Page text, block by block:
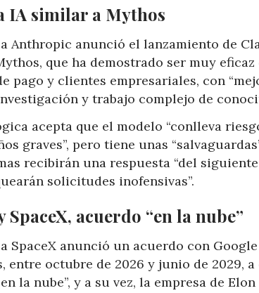
IA similar a Mythos
Anthropic anunció el lanzamiento de
que ha demostrado ser muy
pago y clientes empresariales, con
y trabajo complejo de
acepta que el modelo “conlleva
graves”, pero tiene unas
recibirán una respuesta “del siguiente
solicitudes inofensivas”.
SpaceX, acuerdo “en la nube”
SpaceX anunció un acuerdo con
entre octubre de 2026 y junio de 2029,
la nube”, y a su vez, la empresa de